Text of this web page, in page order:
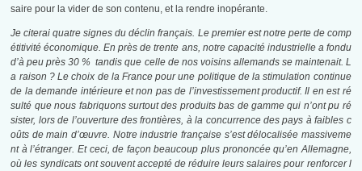
saire pour la vider de son contenu, et la rendre inopérante.
Je citerai quatre signes du déclin français. Le premier est notre perte de comp
étitivité économique. En près de trente ans, notre capacité industrielle a fondu
d’à peu près 30 % tandis que celle de nos voisins allemands se maintenait. L
a raison ? Le choix de la France pour une politique de la stimulation continue
de la demande intérieure et non pas de l’investissement productif. Il en est ré
sulté que nous fabriquons surtout des produits bas de gamme qui n’ont pu ré
sister, lors de l’ouverture des frontières, à la concurrence des pays à faibles c
oûts de main d’œuvre. Notre industrie française s’est délocalisée massiveme
nt à l’étranger. Et ceci, de façon beaucoup plus prononcée qu’en Allemagne,
où les syndicats ont souvent accepté de réduire leurs salaires pour renforcer l